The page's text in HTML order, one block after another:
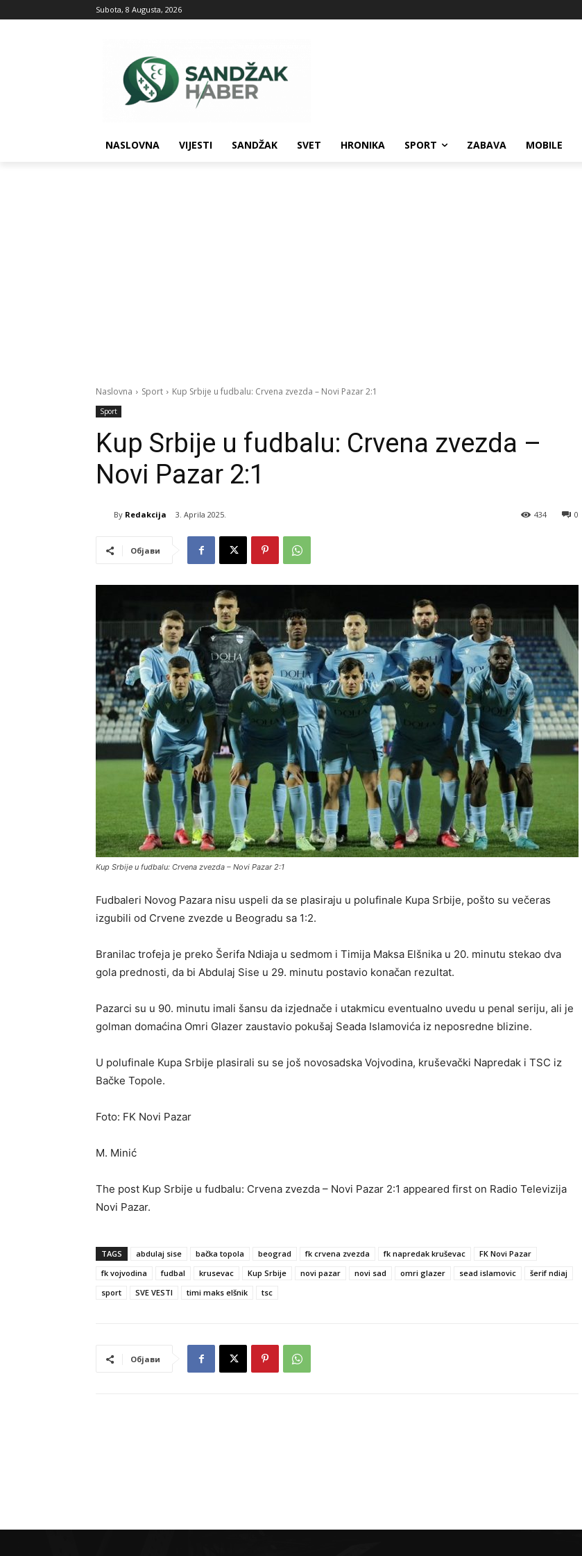
Subota, 8 Augusta, 2026
NASLOVNA VIJESTI SANDŽAK SVET HRONIKA SPORT ZABAVA MOBILE
Naslovna Sport Kup Srbije u fudbalu: Crvena zvezda – Novi Pazar 2:1
Sport
Kup Srbije u fudbalu: Crvena zvezda –
Novi Pazar 2:1
By Redakcija 3. Aprila 2025. 0
434
Објави
Kup Srbije u fudbalu: Crvena zvezda – Novi Pazar 2:1
Fudbaleri Novog Pazara nisu uspeli da se plasiraju u polufinale Kupa Srbije, pošto su večeras
izgubili od Crvene zvezde u Beogradu sa 1:2.
Branilac trofeja je preko Šerifa Ndiaja u sedmom i Timija Maksa Elšnika u 20. minutu stekao dva
gola prednosti, da bi Abdulaj Sise u 29. minutu postavio konačan rezultat.
Pazarci su u 90. minutu imali šansu da izjednače i utakmicu eventualno uvedu u penal seriju, ali je
golman domaćina Omri Glazer zaustavio pokušaj Seada Islamovića iz neposredne blizine.
U polufinale Kupa Srbije plasirali su se još novosadska Vojvodina, kruševački Napredak i TSC iz
Bačke Topole.
Foto: FK Novi Pazar
M. Minić
The post Kup Srbije u fudbalu: Crvena zvezda – Novi Pazar 2:1 appeared first on Radio Televizija
Novi Pazar.
TAGS abdulaj sise bačka topola beograd fk crvena zvezda fk napredak kruševac
FK Novi Pazar
fk vojvodina
fudbal krusevac Kup Srbije novi pazar novi sad omri glazer sead islamovic
šerif ndiaj
sport
SVE VESTI timi maks elšnik tsc
Објави